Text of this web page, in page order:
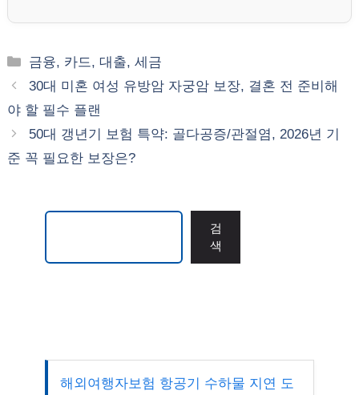
카
테
리
금융, 카드, 대출, 세금
30대 미혼 여성 유방암 자궁암 보장, 결혼 전 준비해
야 할 필수 플랜
50대 갱년기 보험 특약: 골다공증/관절염, 2026년 기
준 꼭 필요한 보장은?
검
색
해외여행자보험 항공기 수하물 지연 도